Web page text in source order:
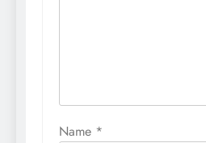
Name *